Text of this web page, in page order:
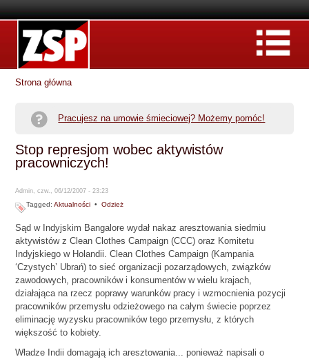
Strona główna
Pracujesz na umowie śmieciowej? Możemy pomóc!
Stop represjom wobec aktywistów
pracowniczych!
Admin, czw., 06/12/2007 - 23:23
Tagged:Aktualności •Odzież
Sąd w Indyjskim Bangalore wydał nakaz aresztowania siedmiu
aktywistów z Clean Clothes Campaign (CCC) oraz Komitetu
Indyjskiego w Holandii. Clean Clothes Campaign (Kampania
‘Czystych’ Ubrań) to sieć organizacji pozarządowych, związków
zawodowych, pracowników i konsumentów w wielu krajach,
działająca na rzecz poprawy warunków pracy i wzmocnienia pozycji
pracowników przemysłu odzieżowego na całym świecie poprzez
eliminację wyzysku pracowników tego przemysłu, z których
większość to kobiety.
Władze Indii domagają ich aresztowania... ponieważ napisali o